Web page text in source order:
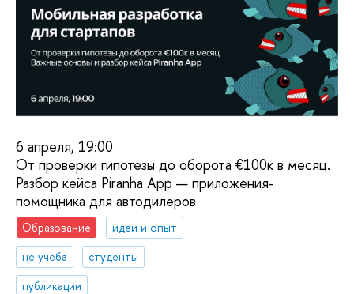
6 апреля, 19:00​​
От проверки гипотезы до оборота €100к в месяц.
Разбор кейса Piranha App — приложения-
помощника для автодилеров
Образование
идеи и опыт
не учеба
студенты
публикации